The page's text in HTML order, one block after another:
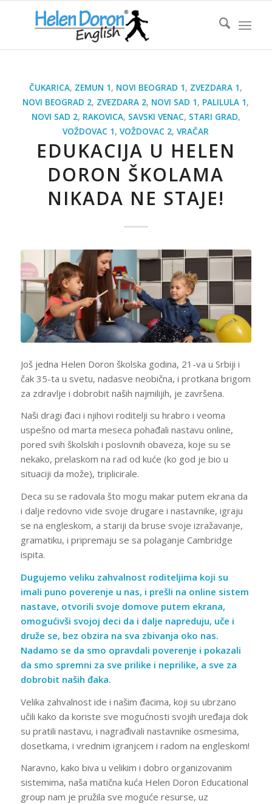
ČUKARICA, ZEMUN 1, NOVI BEOGRAD 1, ZVEZDARA 1,
NOVI BEOGRAD 2, ZVEZDARA 2, NOVI SAD 1, PALILULA 1,
NOVI SAD 2, RAKOVICA, SAVSKI VENAC, STARI GRAD,
VOŽDOVAC 1,VOŽDOVAC 2,VRAČAR
EDUKACIJA U HELEN
DORON ŠKOLAMA
NIKADA NE STAJE!
Još jedna Helen Doron školska godina, 21-va u Srbiji i
čak 35-ta u svetu, nadasve neobična, i protkana brigom
za zdravlje i dobrobit naših najmilijih, je završena.
Naši dragi đaci i njihovi roditelji su hrabro i veoma
uspešno od marta meseca pohađali nastavu online,
pored svih školskih i poslovnih obaveza, koje su se
nekako, prelaskom na rad od kuće (ko god je bio u
situaciji da može), triplicirale.
Deca su se radovala što mogu makar putem ekrana da
i dalje redovno vide svoje drugare i nastavnike, igraju
se na engleskom, a stariji da bruse svoje izražavanje,
gramatiku, i pripremaju se sa polaganje Cambridge
ispita.
Dugujemo veliku zahvalnost roditeljima koji su
imali puno poverenje u nas, i prešli na online sistem
nastave, otvorili svoje domove putem ekrana,
omogućivši svojoj deci da i dalje napreduju, uče i
druže se, bez obzira na sva zbivanja oko nas.
Nadamo se da smo opravdali poverenje i pokazali
da smo spremni za sve prilike i neprilike, a sve za
dobrobit naših đaka.
Velika zahvalnost ide i našim đacima, koji su ubrzano
učili kako da koriste sve mogućnosti svojih uređaja dok
su pratili nastavu, i nagrađivali nastavnike osmesima,
dosetkama, i vrednim igranjcem i radom na engleskom!
Naravno, kako biva u velikim i dobro organizovanim
sistemima, naša matična kuća Helen Doron Educational
group nam je pružila sve moguće resurse, uz